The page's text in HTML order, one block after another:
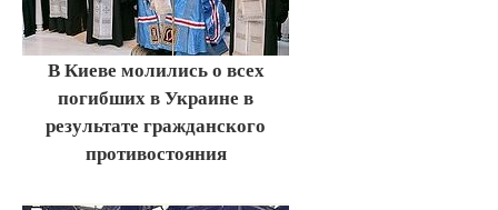
В Киеве молились о всех
погибших в Украине в
результате гражданского
противостояния